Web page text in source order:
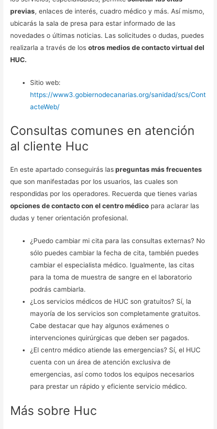
previas, enlaces de interés, cuadro médico y más. Así mismo,
ubicarás la sala de presa para estar informado de las
novedades o últimas noticias. Las solicitudes o dudas, puedes
realizarla a través de losotros medios de contacto virtual del
HUC.
Sitio web:
https://www3.gobiernodecanarias.org/sanidad/scs/Cont
acteWeb/
Consultas comunes en atención
al cliente Huc
En este apartado conseguirás laspreguntas más frecuentes
que son manifestadas por los usuarios, las cuales son
respondidas por los operadores. Recuerda que tienes varias
opciones de contacto con el centro médico para aclarar las
dudas y tener orientación profesional.
¿Puedo cambiar mi cita para las consultas externas? No
sólo puedes cambiar la fecha de cita, también puedes
cambiar el especialista médico. Igualmente, las citas
para la toma de muestra de sangre en el laboratorio
podrás cambiarla.
¿Los servicios médicos de HUC son gratuitos? Sí, la
mayoría de los servicios son completamente gratuitos.
Cabe destacar que hay algunos exámenes o
intervenciones quirúrgicas que deben ser pagados.
¿El centro médico atiende las emergencias? Sí, el HUC
cuenta con un área de atención exclusiva de
emergencias, así como todos los equipos necesarios
para prestar un rápido y eficiente servicio médico.
Más sobre Huc